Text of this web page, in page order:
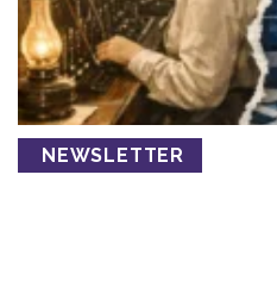
NEWSLETTER